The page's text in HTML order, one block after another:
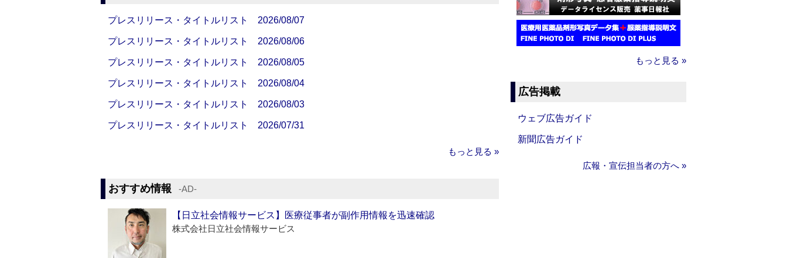
プレスリリース・タイトルリスト 2026/08/07
プレスリリース・タイトルリスト 2026/08/06
プレスリリース・タイトルリスト 2026/08/05
プレスリリース・タイトルリスト 2026/08/04
プレスリリース・タイトルリスト 2026/08/03
プレスリリース・タイトルリスト 2026/07/31
もっと見る »
おすすめ情報 ‐AD‐
【日立社会情報サービス】医療従事者が副作用情報を迅速確認
株式会社日立社会情報サービス
もっと見る »
広告掲載
ウェブ広告ガイド
新聞広告ガイド
広報・宣伝担当者の方へ »